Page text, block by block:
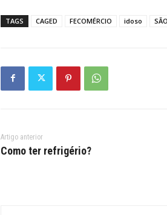
TAGS CAGED FECOMÉRCIO idoso
Artigo anterior
Como ter refrigério?